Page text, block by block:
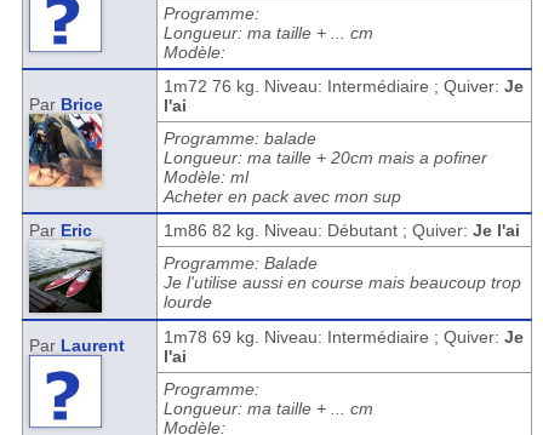
Programme:
Longueur: ma taille + ... cm
Modèle:
Par Brice
1m72 76 kg. Niveau: Intermédiaire ; Quiver: Je
l'ai
Programme: balade
Longueur: ma taille + 20cm mais a pofiner
Modèle: ml
Acheter en pack avec mon sup
Par Eric 1m86 82 kg. Niveau: Débutant ; Quiver: Je l'ai
Programme: Balade
Je l'utilise aussi en course mais beaucoup trop
lourde
Par Laurent 1m78 69 kg. Niveau: Intermédiaire ; Quiver: Je
l'ai
Programme:
Longueur: ma taille + ... cm
Modèle: